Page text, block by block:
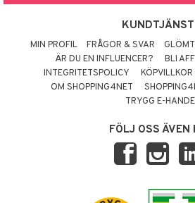
KUNDTJÄNST
MIN PROFIL FRÅGOR & SVAR
ÄR DU EN INFLUENCER?
BLI
INTEGRITETSPOLICY
OM SHOPPING4NET
TRYGG E-
FÖLJ OSS ÄVEN